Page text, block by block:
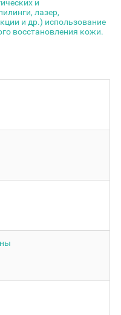
и
лазер,
и др.) использование
восстановления кожи.